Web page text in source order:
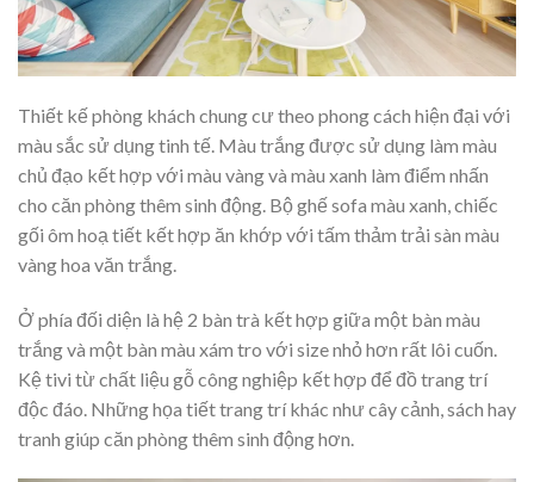
Thiết kế phòng khách chung cư theo phong cách hiện đại với
màu sắc sử dụng tinh tế. Màu trắng được sử dụng làm màu
chủ đạo kết hợp với màu vàng và màu xanh làm điểm nhấn
cho căn phòng thêm sinh động. Bộ ghế sofa màu xanh, chiếc
gối ôm hoạ tiết kết hợp ăn khớp với tấm thảm trải sàn màu
vàng hoa văn trắng.
Ở phía đối diện là hệ 2 bàn trà kết hợp giữa một bàn màu
trắng và một bàn màu xám tro với size nhỏ hơn rất lôi cuốn.
Kệ tivi từ chất liệu gỗ công nghiệp kết hợp để đồ trang trí
độc đáo. Những họa tiết trang trí khác như cây cảnh, sách hay
tranh giúp căn phòng thêm sinh động hơn.